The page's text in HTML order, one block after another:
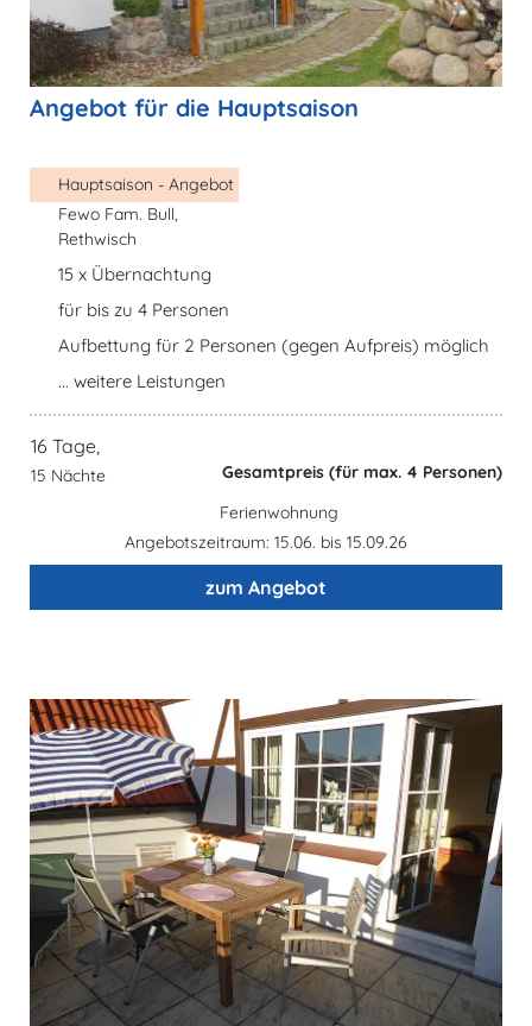
Angebot für die Hauptsaison
Hauptsaison - Angebot
Fewo Fam. Bull,
Rethwisch
15 x Übernachtung
für bis zu 4 Personen
Aufbettung für 2 Personen (gegen Aufpreis) möglich
... weitere Leistungen
16 Tage,
15 Nächte
Gesamtpreis (für max. 4 Personen)
Ferienwohnung
Angebotszeitraum: 15.06. bis 15.09.26
zum Angebot